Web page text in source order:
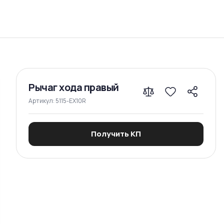
Сравнение
Рычаг хода правый
Артикул: 5115-EX10R
Получить КП